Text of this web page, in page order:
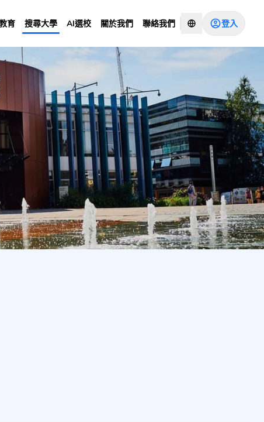
育 搜尋大學 AI選校 關於我們 聯絡我們 登入
CU